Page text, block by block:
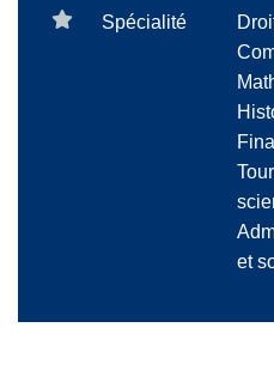
Spécialité
et